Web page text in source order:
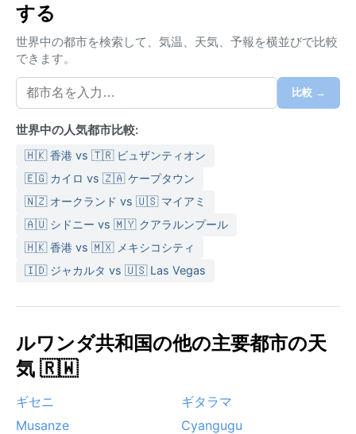
均気温は20度から25度と温暖だが、標高約1300メート
12月の二回で、特に4月と11月は降水量が多く、湿度も
70％を超える。乾季の6月から8月はほとんど雨が降ら
ず、日差しが強い。旅行の際は、通気性の良い綿素材
の衣服と、雨季には折りたたみ傘やレインジャケッ
ト、乾季には日焼け止めと帽子が欠かせない。
気象面でのベストシーズンは乾季の6月から8月で、動
物観察に適した晴天が続く。また、1月から2月も比較
リケーンや大雪などの極端な現象はほとんど見られな
いが、雨季の午後には激しい雷雨が発生することがあ
る。サイクロンやモンスーンの影響はなく、穏やかな
気候の中で、ルワンダの大地の息吹を感じられる場所
する
世界中の都市を検索して、気温、天気、予報を横並びで比較
できます。
比較 →
世界中の人気都市比較:
🇭🇰 香港 vs 🇹🇷 ビュザンティオン
🇪🇬 カイロ vs 🇿🇦 ケープタウン
🇳🇿 オークランド vs 🇺🇸 マイアミ
🇦🇺 シドニー vs 🇲🇾 クアラルンプール
🇭🇰 香港 vs 🇲🇽 メキシコシティ
🇮🇩 ジャカルタ vs 🇺🇸 Las Vegas
ルワンダ共和国の他の主要都市の天
気 🇷🇼
ギセニ
ギタラマ
Musanze
Cyangugu